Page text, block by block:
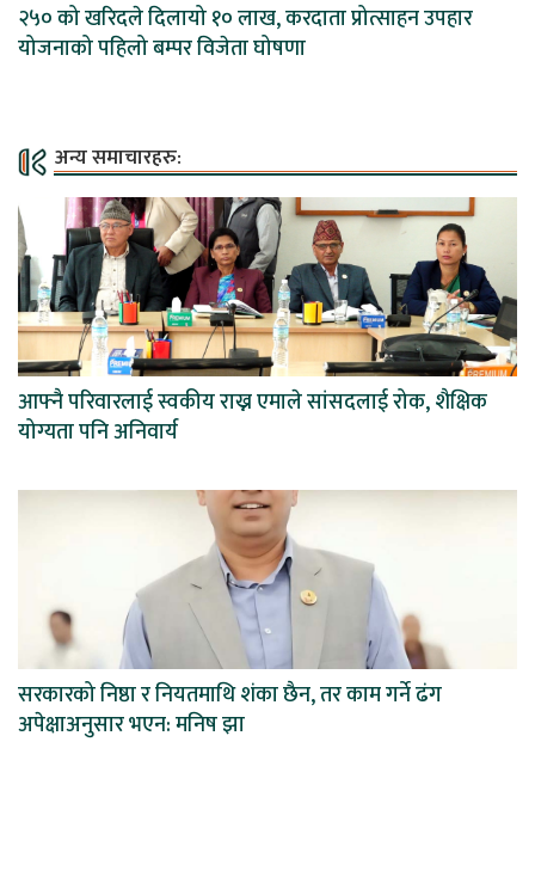
२५० को खरिदले दिलायो १० लाख, करदाता प्रोत्साहन उपहार
योजनाको पहिलो बम्पर विजेता घोषणा
अन्य समाचारहरु:
आफ्नै परिवारलाई स्वकीय राख्न एमाले सांसदलाई रोक, शैक्षिक
योग्यता पनि अनिवार्य
सरकारको निष्ठा र नियतमाथि शंका छैन, तर काम गर्ने ढंग
अपेक्षाअनुसार भएन: मनिष झा